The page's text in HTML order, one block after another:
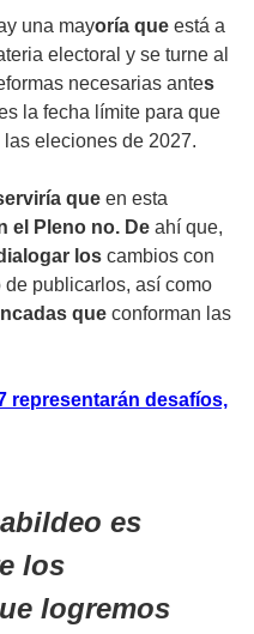
una mayoría que está a
electoral y se turne al
necesarias antes
la fecha límite para que
eleciones de 2027.
que en esta
el Pleno no. De ahí que,
los cambios con
de publicarlos, así como
que conforman las
representarán desafíos,
es
los
logremos